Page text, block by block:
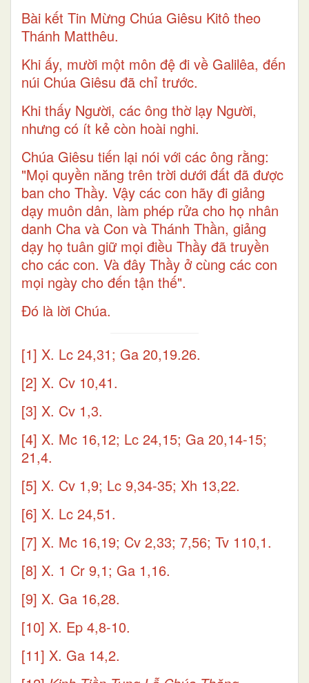
Bài kết Tin Mừng Chúa Giêsu Kitô theo
Thánh Matthêu.
Khi ấy, mười một môn đệ đi về Galilêa, đến
núi Chúa Giêsu đã chỉ trước.
Khi thấy Người, các ông thờ lạy Người,
nhưng có ít kẻ còn hoài nghi.
Chúa Giêsu tiến lại nói với các ông rằng:
"Mọi quyền năng trên trời dưới đất đã được
ban cho Thầy. Vậy các con hãy đi giảng
dạy muôn dân, làm phép rửa cho họ nhân
danh Cha và Con và Thánh Thần, giảng
dạy họ tuân giữ mọi điều Thầy đã truyền
cho các con. Và đây Thầy ở cùng các con
mọi ngày cho đến tận thế".
Ðó là lời Chúa.
[1] X. Lc 24,31; Ga 20,19.26.
[2] X. Cv 10,41.
[3] X. Cv 1,3.
[4] X. Mc 16,12; Lc 24,15; Ga 20,14-15;
21,4.
[5] X. Cv 1,9; Lc 9,34-35; Xh 13,22.
[6] X. Lc 24,51.
[7] X. Mc 16,19; Cv 2,33; 7,56; Tv 110,1.
[8] X. 1 Cr 9,1; Ga 1,16.
[9] X. Ga 16,28.
[10] X. Ep 4,8-10.
[11] X. Ga 14,2.